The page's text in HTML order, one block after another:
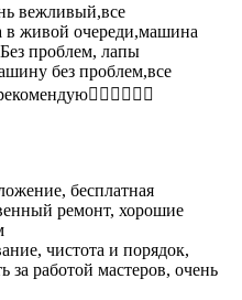
вежливый,все
в живой очереди,машина
Без проблем, лапы
без проблем,все
бесплатная
ремонт, хорошие
чистота и порядок,
за работой мастеров, очень